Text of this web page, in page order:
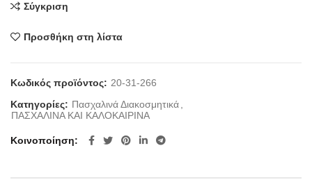
Σύγκριση
Προσθήκη στη λίστα
Κωδικός προϊόντος: 20-31-266
Κατηγορίες: Πασχαλινά Διακοσμητικά
ΠΑΣΧΑΛΙΝΑ ΚΑΙ ΚΑΛΟΚΑΙΡΙΝΑ
Κοινοποίηση